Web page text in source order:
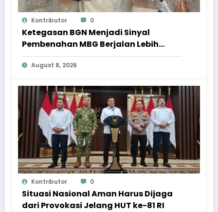
Kontributor 0
Ketegasan BGN Menjadi Sinyal
Pembenahan MBG Berjalan Lebih
Serius
August 8, 2026
Kontributor 0
Situasi Nasional Aman Harus Dijaga
dari Provokasi Jelang HUT ke-81 RI